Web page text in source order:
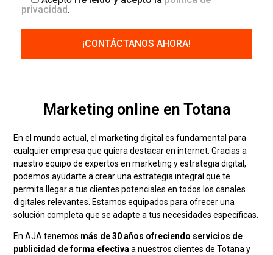
privacidad .
Marketing online en Totana
En el mundo actual, el marketing digital es fundamental para
cualquier empresa que quiera destacar en internet. Gracias a
nuestro equipo de expertos en marketing y estrategia digital,
podemos ayudarte a crear una estrategia integral que te
permita llegar a tus clientes potenciales en todos los canales
digitales relevantes. Estamos equipados para ofrecer una
solución completa que se adapte a tus necesidades específicas.
En AJA tenemos más de 30 años ofreciendo servicios de
publicidad de forma efectiva a nuestros clientes de Totana y